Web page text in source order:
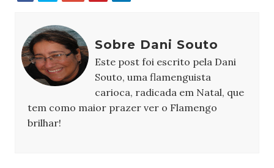
Sobre Dani Souto
Este post foi escrito pela Dani
Souto, uma flamenguista
carioca, radicada em Natal, que
tem como maior prazer ver o Flamengo
brilhar!